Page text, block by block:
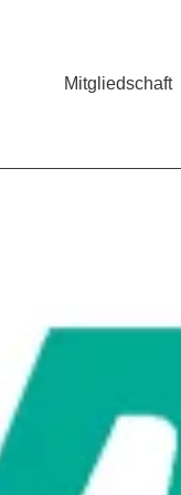
Mitgliedschaft